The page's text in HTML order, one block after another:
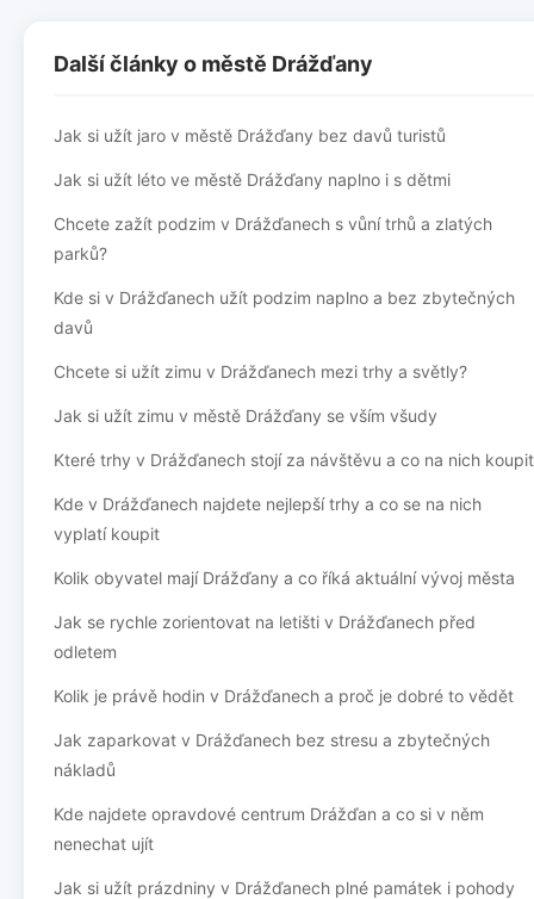
Další články o městě Drážďany
Jak si užít jaro v městě Drážďany bez davů turistů
Jak si užít léto ve městě Drážďany naplno i s dětmi
Chcete zažít podzim v Drážďanech s vůní trhů a zlatých
parků?
Kde si v Drážďanech užít podzim naplno a bez zbytečných
davů
Chcete si užít zimu v Drážďanech mezi trhy a světly?
Jak si užít zimu v městě Drážďany se vším všudy
Které trhy v Drážďanech stojí za návštěvu a co na nich koupit
Kde v Drážďanech najdete nejlepší trhy a co se na nich
vyplatí koupit
Kolik obyvatel mají Drážďany a co říká aktuální vývoj města
Jak se rychle zorientovat na letišti v Drážďanech před
odletem
Kolik je právě hodin v Drážďanech a proč je dobré to vědět
Jak zaparkovat v Drážďanech bez stresu a zbytečných
nákladů
Kde najdete opravdové centrum Drážďan a co si v něm
nenechat ujít
Jak si užít prázdniny v Drážďanech plné památek i pohody